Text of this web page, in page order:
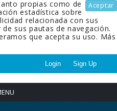
Aceptar
propias como de
estadística sobre
relacionada con sus
sus pautas de navegación.
que acepta su uso. Más
Login Sign Up